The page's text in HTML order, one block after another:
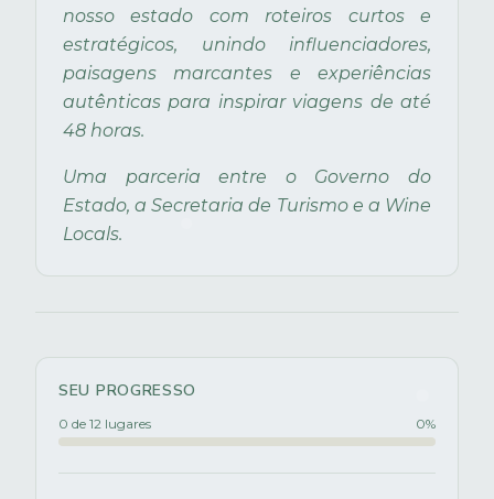
nosso estado com roteiros curtos e
estratégicos, unindo influenciadores,
paisagens marcantes e experiências
autênticas para inspirar viagens de até
48 horas.
Uma parceria entre o Governo do
Estado, a Secretaria de Turismo e a Wine
Locals.
SEU PROGRESSO
0 de 12 lugares 0%